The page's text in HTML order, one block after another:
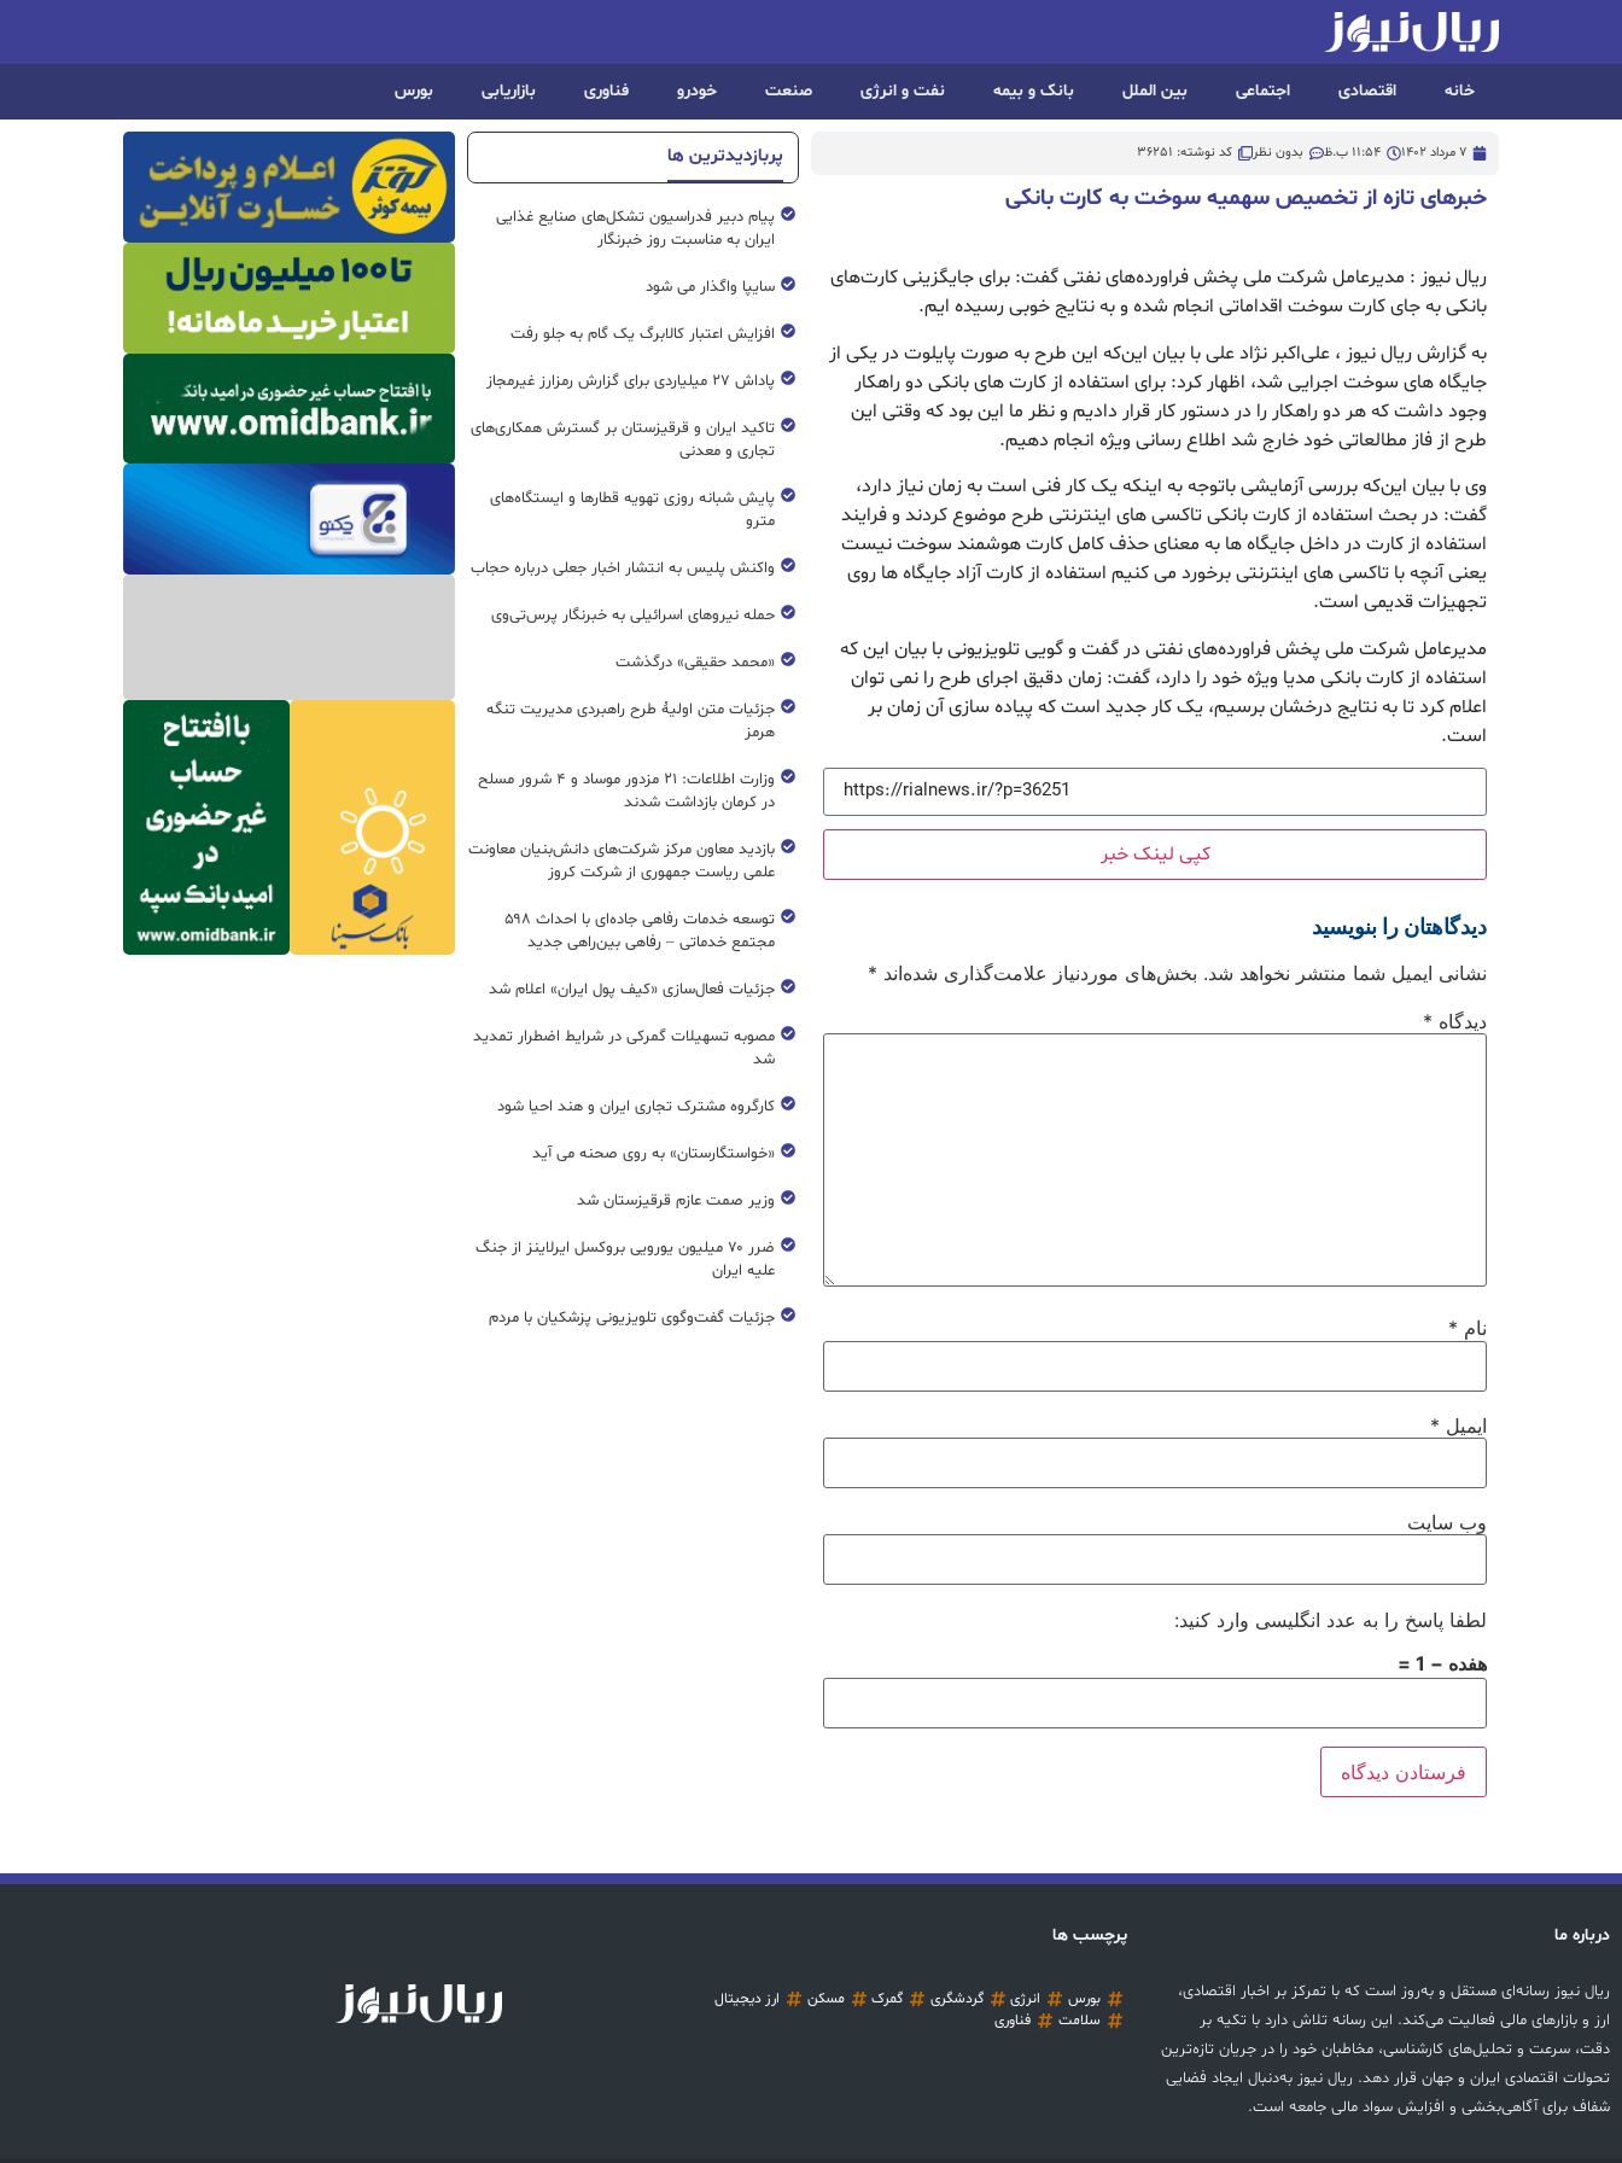
خانه اقتصادی اجتماعی بین الملل بانک و بیمه نفت و انرژی صنعت خودرو فناوری بازاریابی بورس
7 مرداد 1402 11:54 ب.ظ بدون نظر کد نوشته: 36251
خبرهای تازه از تخصیص سهمیه سوخت به کارت بانکی
ریال نیوز : مدیرعامل شرکت ملی پخش فراورده‌های نفتی گفت: برای جایگزینی کارت‌های
بانکی به جای کارت سوخت اقداماتی انجام شده و به نتایج خوبی رسیده ایم.
به گزارش ریال نیوز ، علی‌اکبر نژاد علی با بیان این‌که این طرح به صورت پایلوت در یکی از
جایگاه های سوخت اجرایی شد، اظهار کرد: برای استفاده از کارت های بانکی دو راهکار
وجود داشت که هر دو راهکار را در دستور کار قرار دادیم و نظر ما این بود که وقتی این
طرح از فاز مطالعاتی خود خارج شد اطلاع رسانی ویژه انجام دهیم.
وی با بیان این‌که بررسی آزمایشی باتوجه به اینکه یک کار فنی است به زمان نیاز دارد،
گفت: در بحث استفاده از کارت بانکی تاکسی های اینترنتی طرح موضوع کردند و فرایند
استفاده از کارت در داخل جایگاه ها به معنای حذف کامل کارت هوشمند سوخت نیست
یعنی آنچه با تاکسی های اینترنتی برخورد می کنیم استفاده از کارت آزاد جایگاه ها روی
تجهیزات قدیمی است.
مدیرعامل شرکت ملی پخش فراورده‌های نفتی در گفت و گویی تلویزیونی با بیان این که
استفاده از کارت بانکی مدیا ویژه خود را دارد، گفت: زمان دقیق اجرای طرح را نمی توان
اعلام کرد تا به نتایج درخشان برسیم، یک کار جدید است که پیاده سازی آن زمان بر
است.
کپی لینک خبر
دیدگاهتان را بنویسید
نشانی ایمیل شما منتشر نخواهد شد. بخش‌های موردنیاز علامت‌گذاری شده‌اند *
دیدگاه *
نام *
ایمیل *
وب‌ سایت
لطفا پاسخ را به عدد انگلیسی وارد کنید:
هفده − 1 =
پربازدیدترین ها
پیام دبیر فدراسیون تشکل‌های صنایع غذایی
ایران به مناسبت روز خبرنگار
سایپا واگذار می شود
افزایش اعتبار کالابرگ یک گام به جلو رفت
پاداش ۲۷ میلیاردی برای گزارش رمزارز غیرمجاز
تاکید ایران و قرقیزستان بر گسترش همکاری‌های
تجاری و معدنی
پایش شبانه روزی تهویه قطار‌ها و ایستگاه‌های
مترو
واکنش پلیس به انتشار اخبار جعلی درباره حجاب
حمله نیروهای اسرائیلی به خبرنگار پرس‌تی‌وی
«محمد حقیقی» درگذشت
جزئیات متن اولیۀ طرح راهبردی مدیریت تنگه
هرمز
وزارت اطلاعات: ۲۱ مزدور موساد و ۴ شرور مسلح
در کرمان بازداشت شدند
بازدید معاون مرکز شرکت‌های دانش‌بنیان معاونت
علمی ریاست جمهوری از شرکت کروز
توسعه خدمات رفاهی جاده‌ای با احداث ۵۹۸
مجتمع خدماتی – رفاهی بین‌راهی جدید
جزئیات فعال‌سازی «کیف پول ایران» اعلام شد
مصوبه تسهیلات گمرکی در شرایط اضطرار تمدید
شد
کارگروه مشترک تجاری ایران و هند احیا شود
«خواستگارستان» به روی صحنه می آید
وزیر صمت عازم قرقیزستان شد
ضرر ۷۰ میلیون یورویی بروکسل ایرلاینز از جنگ
علیه ایران
جزئیات گفت‌وگوی تلویزیونی پزشکیان با مردم
درباره ما
ریال نیوز رسانه‌ای مستقل و به‌روز است که با تمرکز بر اخبار اقتصادی،
ارز و بازارهای مالی فعالیت می‌کند. این رسانه تلاش دارد با تکیه بر
دقت، سرعت و تحلیل‌های کارشناسی، مخاطبان خود را در جریان تازه‌ترین
تحولات اقتصادی ایران و جهان قرار دهد. ریال نیوز به‌دنبال ایجاد فضایی
شفاف برای آگاهی‌بخشی و افزایش سواد مالی جامعه است.
پرچسب ها
بورس انرژی گردشگری گمرک مسکن
ارز دیجیتال
سلامت
فناوری